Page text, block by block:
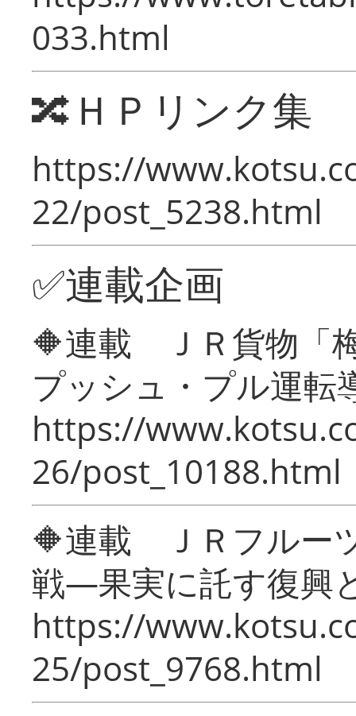
033.html
🔀ＨＰリンク集
https://
22/post_5238.html
✅連載企画
🔶連載 ＪＲ貨物「
プッシュ・プル運転
https://
26/post_10188.html
🔶連載 ＪＲフルー
戦―果実に託す復興
https://
25/post_9768.html